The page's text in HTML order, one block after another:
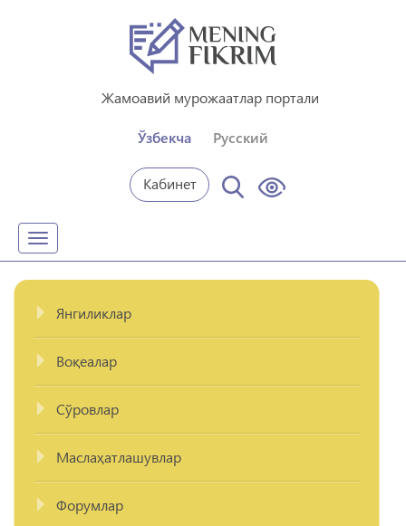
Жамоавий мурожаатлар портали
Ўзбекча Русский
Кабинет
Toggle
navigation
Янгиликлар
Воқеалар
Сўровлар
Маслаҳатлашувлар
Форумлар